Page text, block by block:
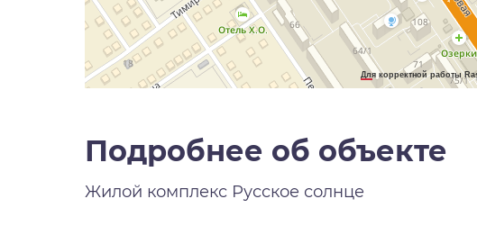
Для корректной работы
Подробнее об объекте
Жилой комплекс Русское солнце